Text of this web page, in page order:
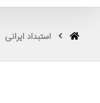
استبداد ایرانی